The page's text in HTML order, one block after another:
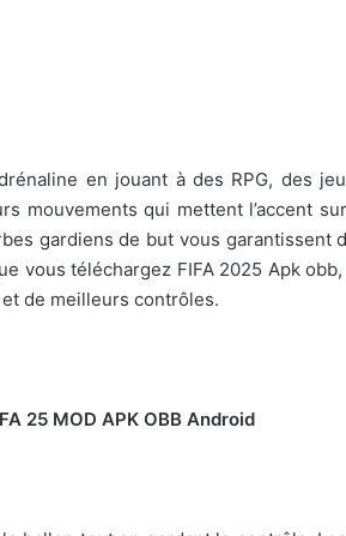
en jouant à des RPG, des
mouvements qui mettent l’accent sur
gardiens de but vous garantissent
vous téléchargez FIFA 2025 Apk
de meilleurs contrôles.
25 MOD APK OBB Android